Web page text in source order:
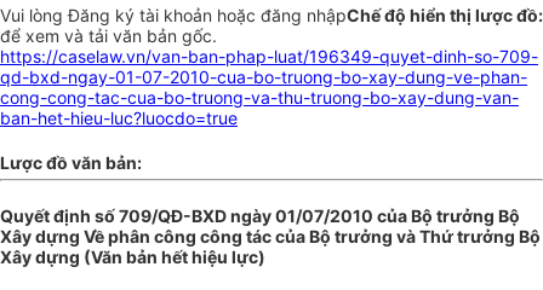
Chế độ hiển thị lược đồ:
Vui lòngĐăng ký tài khoản hoặc đăng nhập
để xem và tải văn bản gốc.
https://caselaw.vn/van-ban-phap-luat/196349-quyet-dinh-so-709-
qd-bxd-ngay-01-07-2010-cua-bo-truong-bo-xay-dung-ve-phan-
cong-cong-tac-cua-bo-truong-va-thu-truong-bo-xay-dung-van-
ban-het-hieu-luc?luocdo=true
Lược đồ văn bản:
Quyết định số 709/QĐ-BXD ngày 01/07/2010 của Bộ trưởng Bộ
Xây dựng Về phân công công tác của Bộ trưởng và Thứ trưởng Bộ
Xây dựng (Văn bản hết hiệu lực)